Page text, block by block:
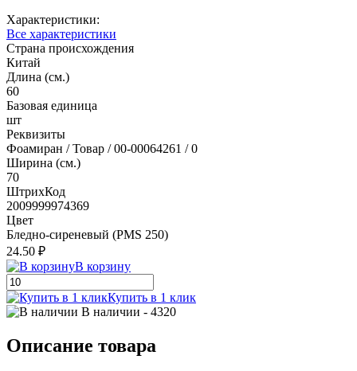
Характеристики:
Все характеристики
Страна происхождения
Китай
Длина (см.)
60
Базовая единица
шт
Реквизиты
Фоамиран / Товар / 00-00064261 / 0
Ширина (см.)
70
ШтрихКод
2009999974369
Цвет
Бледно-сиреневый (PMS 250)
24.50 ₽
В корзину
Купить в 1 клик
В наличии - 4320
Описание товара